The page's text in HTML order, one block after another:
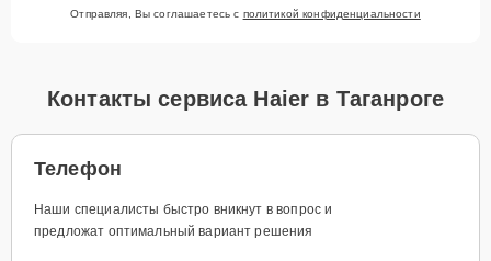
Отправляя, Вы соглашаетесь с политикой конфиденциальности
Контакты сервиса Haier в Таганроге
Телефон
Наши специалисты быстро вникнут в вопрос и
предложат оптимальный вариант решения